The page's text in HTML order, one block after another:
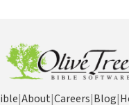
|About|Careers|Blog|